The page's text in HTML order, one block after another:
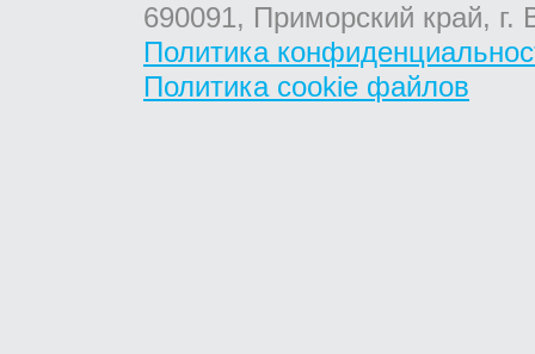
690091, Приморский край,
Политика
Политика cookie файлов